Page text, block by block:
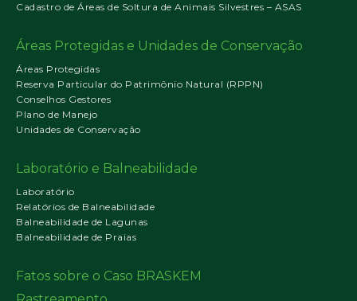
Cadastro de Áreas de Soltura de Animais Silvestres – ASAS
Áreas Protegidas e Unidades de Conservação
Áreas Protegidas
Reserva Particular do Patrimônio Natural (RPPN)
Conselhos Gestores
Plano de Manejo
Unidades de Conservação
Laboratório e Balneabilidade
Laboratório
Relatórios de Balneabilidade
Balneabilidade de Lagunas
Balneabilidade de Praias
Fatos sobre o Caso BRASKEM